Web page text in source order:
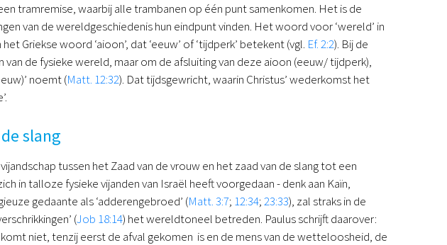
tramremise, waarbij alle trambanen op één punt samenkomen. Het is de
van de wereldgeschiedenis hun eindpunt vinden. Het woord voor ‘wereld’ in
Griekse woord ‘aioon’, dat ‘eeuw’ of ‘tijdperk’ betekent (vgl. Ef. 2:2). Bij de
van de fysieke wereld, maar om de afsluiting van deze aioon (eeuw/ tijdperk),
noemt (Matt. 12:32). Dat tijdsgewricht, waarin Christus’ wederkomst het
slang
tussen het Zaad van de vrouw en het zaad van de slang tot een
in talloze fysieke vijanden van Israël heeft voorgedaan - denk aan Kaïn,
gedaante als ‘adderengebroed’ (Matt. 3:7; 12:34;23:33), zal straks in de
(Job 18:14) het wereldtoneel betreden. Paulus schrijft daarover:
niet, tenzij eerst de afval gekomen is en de mens van de wetteloosheid, de